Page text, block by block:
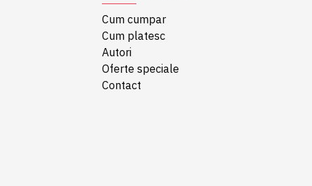
Cum cumpar
Cum platesc
Autori
Oferte speciale
Contact